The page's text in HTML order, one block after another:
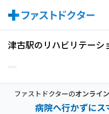
津古駅のリハビリテーシ
ファストドクターのオンライ
病院へ行かずにス